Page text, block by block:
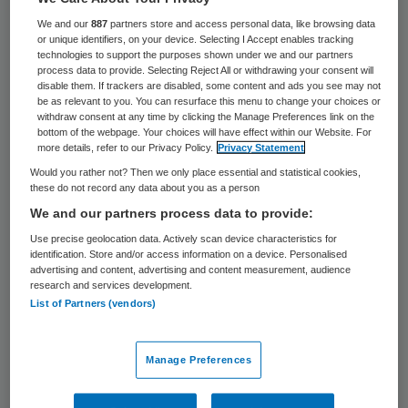
593 keer gelezen
Ggz-aanbieders konden vanaf 1 januari
2025 niet declareren. Dat lijkt heel abrupt,
maar eigenlijk kon iedereen dat al maanden
zien aankomen. Waarom is er dan niet tijdig
iets geregeld? Wat blijkt: vooral de kleine
ggz-aanbieder kan hierdoor in de problemen
raken. Is er te weinig oog geweest voor hun
situatie?
.
We and our887 partners store and access personal data, like browsing data
or unique identifiers, on your device. Selecting I Accept enables tracking
technologies to support the purposes shown under we and our partners
process data to provide. Selecting Reject All or withdrawing your consent will
disable them. If trackers are disabled, some content and ads you see may not
be as relevant to you. You can resurface this menu to change your choices or
withdraw consent at any time by clicking the Manage Preferences link on the
bottom of the webpage. Your choices will have effect within our Website. For
more details, refer to our Privacy Policy.
Privacy Statement
Would you rather not? Then we only place essential and statistical cookies,
these do not record any data about you as a person
We and our partners process data to provide:
Use precise geolocation data. Actively scan device characteristics for
identification. Store and/or access information on a device. Personalised
advertising and content, advertising and content measurement, audience
research and services development.
List of Partners (vendors)
Manage Preferences